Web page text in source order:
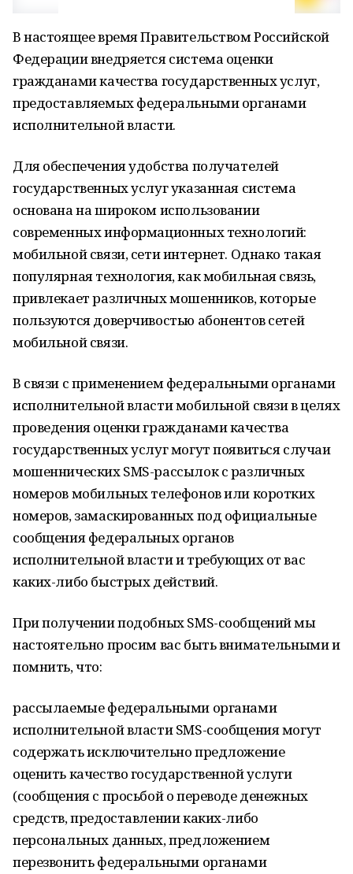
В настоящее время Правительством Российской
Федерации внедряется система оценки
гражданами качества государственных услуг,
предоставляемых федеральными органами
исполнительной власти.
Для обеспечения удобства получателей
государственных услуг указанная система
основана на широком использовании
современных информационных технологий:
мобильной связи, сети интернет. Однако такая
популярная технология, как мобильная связь,
привлекает различных мошенников, которые
пользуются доверчивостью абонентов сетей
мобильной связи.
В связи с применением федеральными органами
исполнительной власти мобильной связи в целях
проведения оценки гражданами качества
государственных услуг могут появиться случаи
мошеннических SMS-рассылок с различных
номеров мобильных телефонов или коротких
номеров, замаскированных под официальные
сообщения федеральных органов
исполнительной власти и требующих от вас
каких-либо быстрых действий.
При получении подобных SMS-сообщений мы
настоятельно просим вас быть внимательными и
помнить, что:
рассылаемые федеральными органами
исполнительной власти SMS-сообщения могут
содержать исключительно предложение
оценить качество государственной услуги
(сообщения с просьбой о переводе денежных
средств, предоставлении каких-либо
персональных данных, предложением
перезвонить федеральными органами